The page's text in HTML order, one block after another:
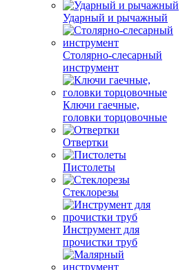
Ударный и рычажный
Столярно-слесарный
инструмент
Ключи гаечные,
головки торцовочные
Отвертки
Пистолеты
Стеклорезы
Инструмент для
прочистки труб